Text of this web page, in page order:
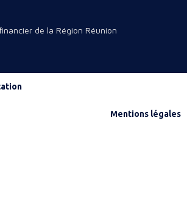
de la Région Réunion
Mentions légales